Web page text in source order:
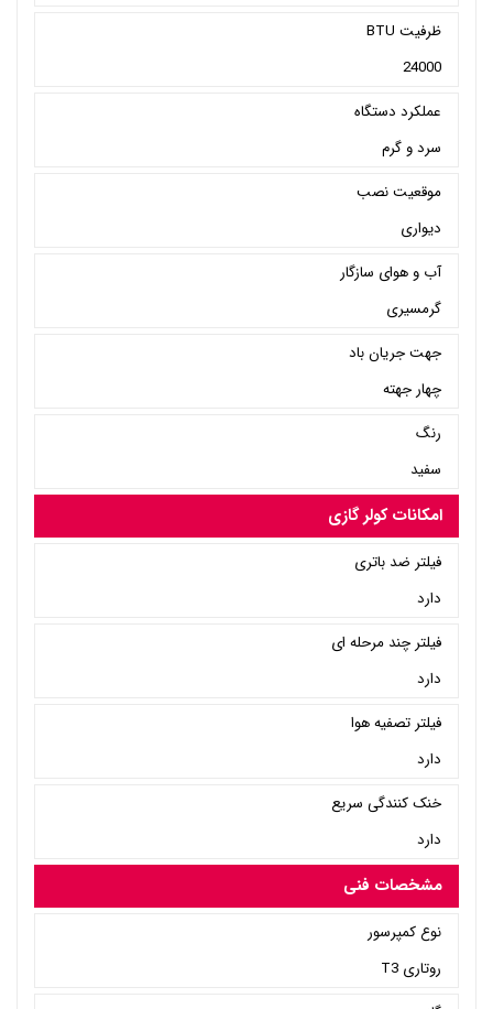
ظرفیت BTU
24000
عملکرد دستگاه
سرد و گرم
موقعیت نصب
دیواری
آب و هوای سازگار
گرمسیری
جهت جریان باد
چهار جهته
رنگ
سفید
امکانات کولر گازی
فیلتر ضد باتری
دارد
فیلتر چند مرحله ای
دارد
فیلتر تصفیه هوا
دارد
خنک کنندگی سریع
دارد
مشخصات فنی
نوع کمپرسور
روتاری T3